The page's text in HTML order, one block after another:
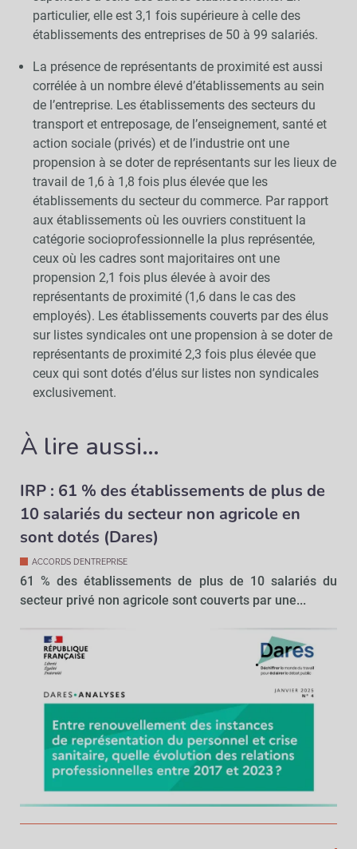
particulier, elle est 3,1 fois supérieure à celle des
établissements des entreprises de 50 à 99 salariés.
La présence de représentants de proximité est aussi
corrélée à un nombre élevé d’établissements au sein
de l’entreprise. Les établissements des secteurs du
transport et entreposage, de l’enseignement, santé et
action sociale (privés) et de l’industrie ont une
propension à se doter de représentants sur les lieux de
travail de 1,6 à 1,8 fois plus élevée que les
établissements du secteur du commerce. Par rapport
aux établissements où les ouvriers constituent la
catégorie socioprofessionnelle la plus représentée,
ceux où les cadres sont majoritaires ont une
propension 2,1 fois plus élevée à avoir des
représentants de proximité (1,6 dans le cas des
employés). Les établissements couverts par des élus
sur listes syndicales ont une propension à se doter de
représentants de proximité 2,3 fois plus élevée que
ceux qui sont dotés d’élus sur listes non syndicales
exclusivement.
À lire aussi…
IRP : 61 % des établissements de plus de
10 salariés du secteur non agricole en
sont dotés (Dares)
ACCORDS D’ENTREPRISE
61 % des établissements de plus de 10 salariés du
secteur privé non agricole sont couverts par une...